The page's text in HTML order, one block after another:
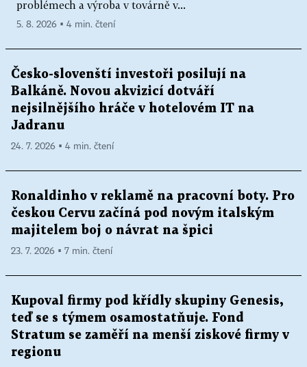
problémech a výroba v továrně v...
5. 8. 2026 ▪ 4 min. čtení
Česko-slovenští investoři posilují na
Balkáně. Novou akvizicí dotváří
nejsilnějšího hráče v hotelovém IT na
Jadranu
24. 7. 2026 ▪ 4 min. čtení
Ronaldinho v reklamě na pracovní boty. Pro
českou Cervu začíná pod novým italským
majitelem boj o návrat na špici
23. 7. 2026 ▪ 7 min. čtení
Kupoval firmy pod křídly skupiny Genesis,
teď se s týmem osamostatňuje. Fond
Stratum se zaměří na menší ziskové firmy v
regionu